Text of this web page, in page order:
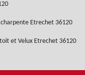
Etrechet 36120
et Velux Etrechet 36120